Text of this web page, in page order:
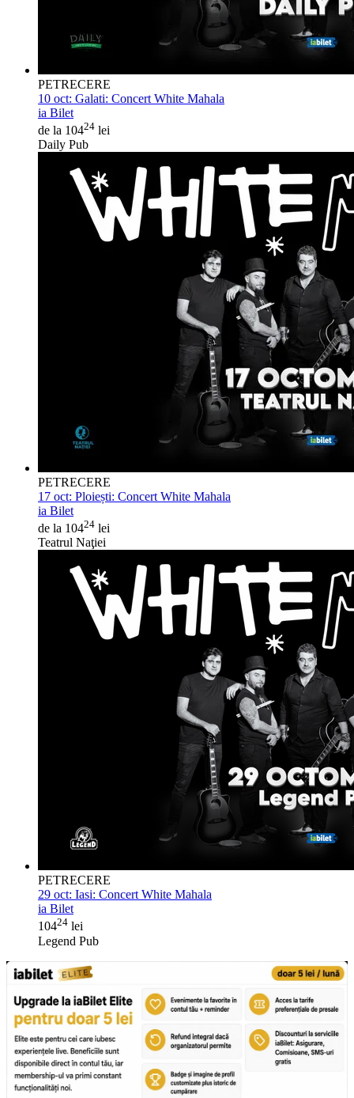
PETRECERE
10 oct: Galati: Concert White Mahala
ia Bilet
de la 10424 lei
Daily Pub
PETRECERE
17 oct: Ploiești: Concert White Mahala
ia Bilet
de la 10424 lei
Teatrul Naţiei
PETRECERE
29 oct: Iasi: Concert White Mahala
ia Bilet
10424 lei
Legend Pub